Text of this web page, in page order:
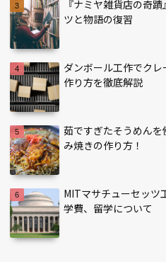
『ナミヤ雑貨店の奇
ツと物語の復習
ダンボール工作でク
作り方を徹底解説
茹ですぎたそうめん
み焼きの作り方！
MITマサチューセッツ
学費、留学について